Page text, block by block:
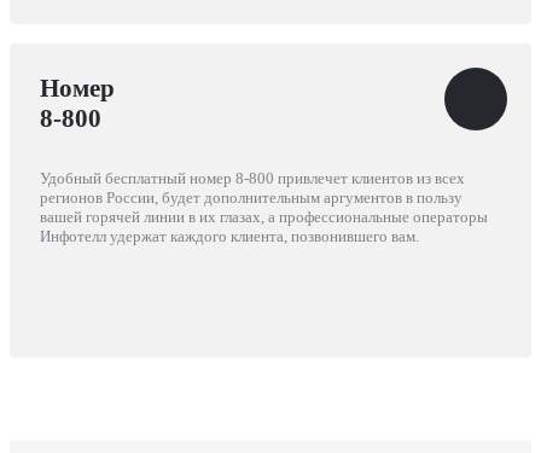
Номер
8-800
Удобный бесплатный номер 8-800 привлечет клиентов из всех
регионов России, будет дополнительным аргументов в пользу
вашей горячей линии в их глазах, а профессиональные операторы
Инфотелл удержат каждого клиента, позвонившего вам.